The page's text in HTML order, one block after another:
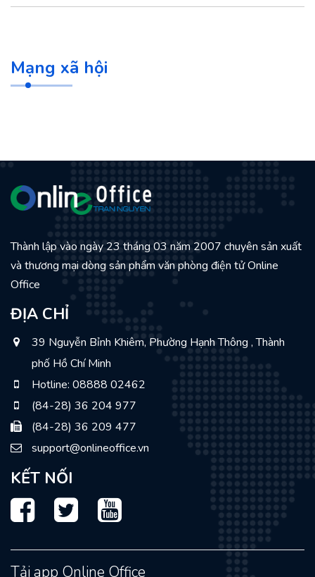
Mạng xã hội
Thành lập vào ngày 23 tháng 03 năm 2007 chuyên sản xuất
và thương mại dòng sản phẩm văn phòng điện tử Online
Office
ĐỊA CHỈ
39 Nguyễn Bỉnh Khiêm, Phường Hạnh Thông , Thành
phố Hồ Chí Minh
Hotline: 08888 02462
(84-28) 36 204 977
(84-28) 36 209 477
support@onlineoffice.vn
KẾT NỐI
Facebook
TwitterYoutube
Tải app Online Office